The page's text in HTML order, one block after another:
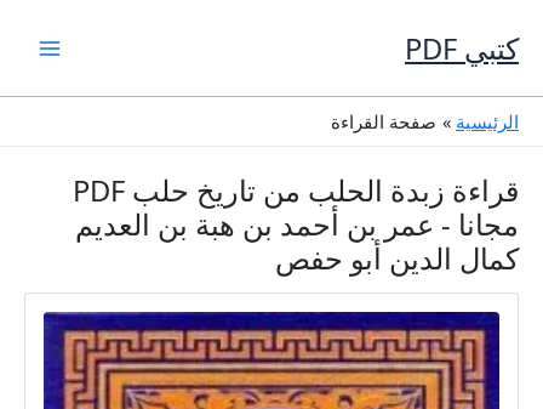
إلى
المحتوى
كتبي PDF
الرئيسية صفحة القراءة
قراءة زبدة الحلب من تاريخ حلب PDF
مجانا - عمر بن أحمد بن هبة بن العديم
كمال الدين أبو حفص